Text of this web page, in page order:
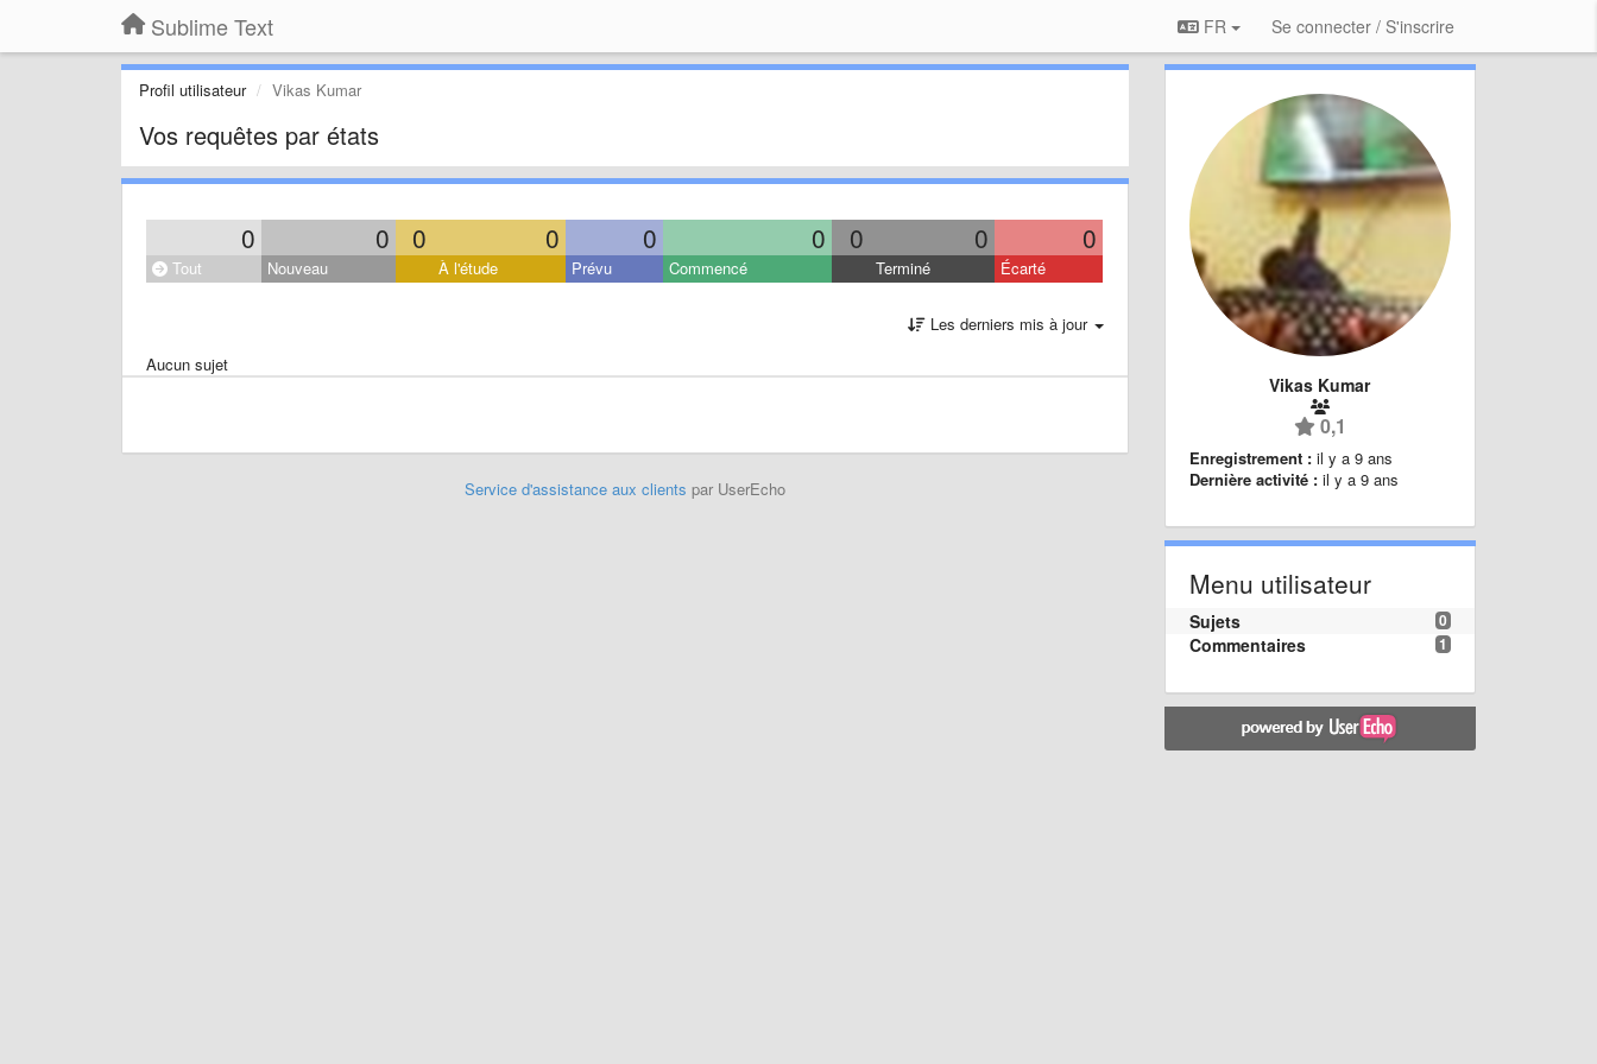
Sublime Text FR Se connecter / S'inscrire
Profil utilisateur Vikas Kumar
Vos requêtes par états
0 0 0 0 0 0 0 0 0
Tout Nouveau À l'étude Prévu Commencé Terminé Écarté
Les derniers mis à jour
Aucun sujet
Service d'assistance aux clients par UserEcho
Vikas Kumar
0,1
Enregistrement : il y a 9 ans
Dernière activité : il y a 9 ans
Menu utilisateur
0
Sujets
1
Commentaires